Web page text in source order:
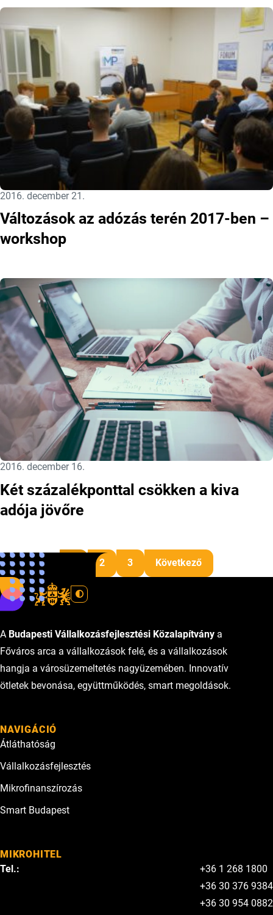
Közzétéve:
2016. december 21.
Változások az adózás terén 2017-ben –
workshop
Közzétéve:
2016. december 16.
Két százalékponttal csökken a kiva
adója jövőre
Bejegyzések
2 3 Következő
A Budapesti Vállalkozásfejlesztési Közalapítvány a
Főváros arca a vállalkozások felé, és a vállalkozások
hangja a városüzemeltetés nagyüzemében. Innovatív
ötletek bevonása, együttműködés, smart megoldások.
NAVIGÁCIÓ
Átláthatóság
Vállalkozásfejlesztés
Mikrofinanszírozás
Smart Budapest
MIKROHITEL
Tel.:
+36 1 268 1800
+36 30 376 9384
+36 30 954 0882